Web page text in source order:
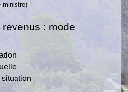
ministre)
: mode